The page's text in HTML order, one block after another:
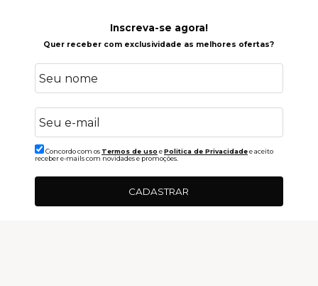
Inscreva-se agora!
Quer receber com exclusividade as melhores ofertas?
Concordo com os Termos de uso ePolitica de Privacidadee aceito
receber e-mails com novidades e promoções.
CADASTRAR